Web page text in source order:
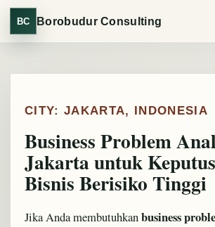
BC Borobudur Consulting
CITY: JAKARTA, INDONESIA
Business Problem
Jakarta untuk
Bisnis Berisiko Tinggi
Jika Anda membutuhkanbusiness